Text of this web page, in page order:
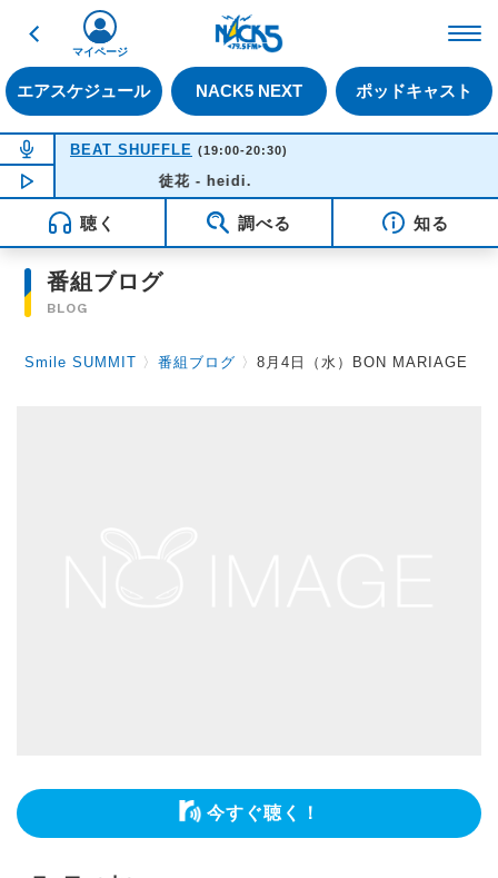
戻る
エアスケジュール NACK5 NEXT ポッドキャスト
マイページ
NOW ON AIR
BEAT SHUFFLE (19:00-20:30)
NOW PLAYING19:37
徒花 - heidi.
聴く 調べる 知る
番組ブログ
BLOG
Smile SUMMIT 〉番組ブログ 〉8月4日（水）BON MARIAGE
今すぐ聴く！